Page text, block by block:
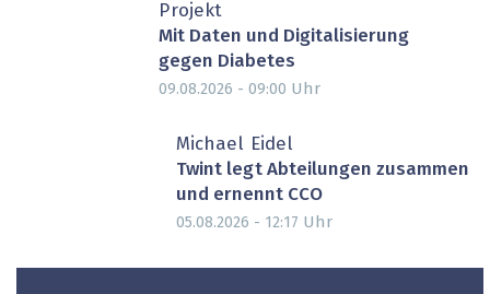
Projekt
Mit Daten und Digitalisierung
gegen Diabetes
09.08.2026 - 09:00 Uhr
Michael Eidel
Twint legt Abteilungen zusammen
und ernennt CCO
05.08.2026 - 12:17 Uhr